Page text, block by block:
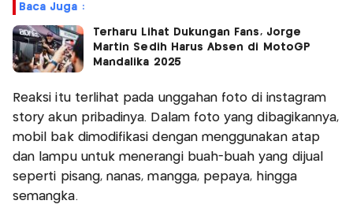
Baca Juga :
Terharu Lihat Dukungan Fans, Jorge
Martin Sedih Harus Absen di MotoGP
Mandalika 2025
Reaksi itu terlihat pada unggahan foto di instagram
story akun pribadinya. Dalam foto yang dibagikannya,
mobil bak dimodifikasi dengan menggunakan atap
dan lampu untuk menerangi buah-buah yang dijual
seperti pisang, nanas, mangga, pepaya, hingga
semangka.